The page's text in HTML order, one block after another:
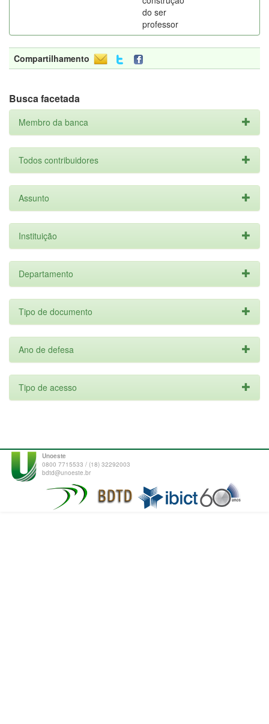
do ser
professor
Compartilhamento
Busca facetada
Membro da banca
Todos contribuidores
Assunto
Instituição
Departamento
Tipo de documento
Ano de defesa
Tipo de acesso
Unoeste
0800 7715533 / (18) 32292003
bdtd@unoeste.br